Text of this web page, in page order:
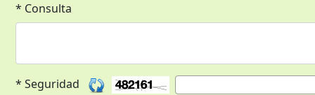
* Consulta
* Seguridad